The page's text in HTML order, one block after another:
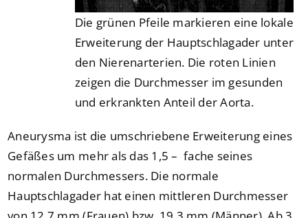
Die grünen Pfeile markieren eine lokale
Erweiterung der Hauptschlagader unter
den Nierenarterien. Die roten Linien
zeigen die Durchmesser im gesunden
und erkrankten Anteil der Aorta.
Aneurysma ist die umschriebene Erweiterung eines
Gefäßes um mehr als das 1,5 – fache seines
normalen Durchmessers. Die normale
Hauptschlagader hat einen mittleren Durchmesser